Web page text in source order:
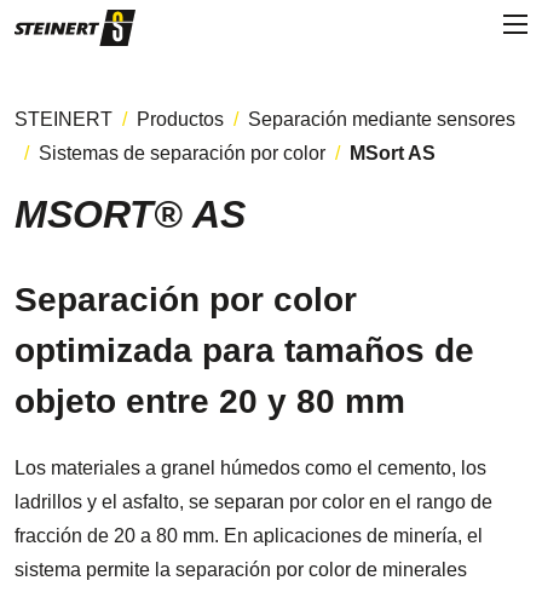
STEINERT Productos
Separación mediante sensores
Sistemas de separación por color
MSort AS
MSORT® AS
Separación por color
optimizada para tamaños de
objeto entre 20 y 80 mm
Los materiales a granel húmedos como el cemento, los
ladrillos y el asfalto, se separan por color en el rango de
fracción de 20 a 80 mm. En aplicaciones de minería, el
sistema permite la separación por color de minerales